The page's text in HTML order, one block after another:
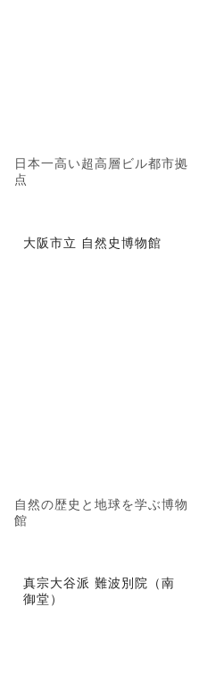
日本一高い超高層ビル都市拠
点
大阪市立 自然史博物館
自然の歴史と地球を学ぶ博物
館
真宗大谷派 難波別院（南
御堂）